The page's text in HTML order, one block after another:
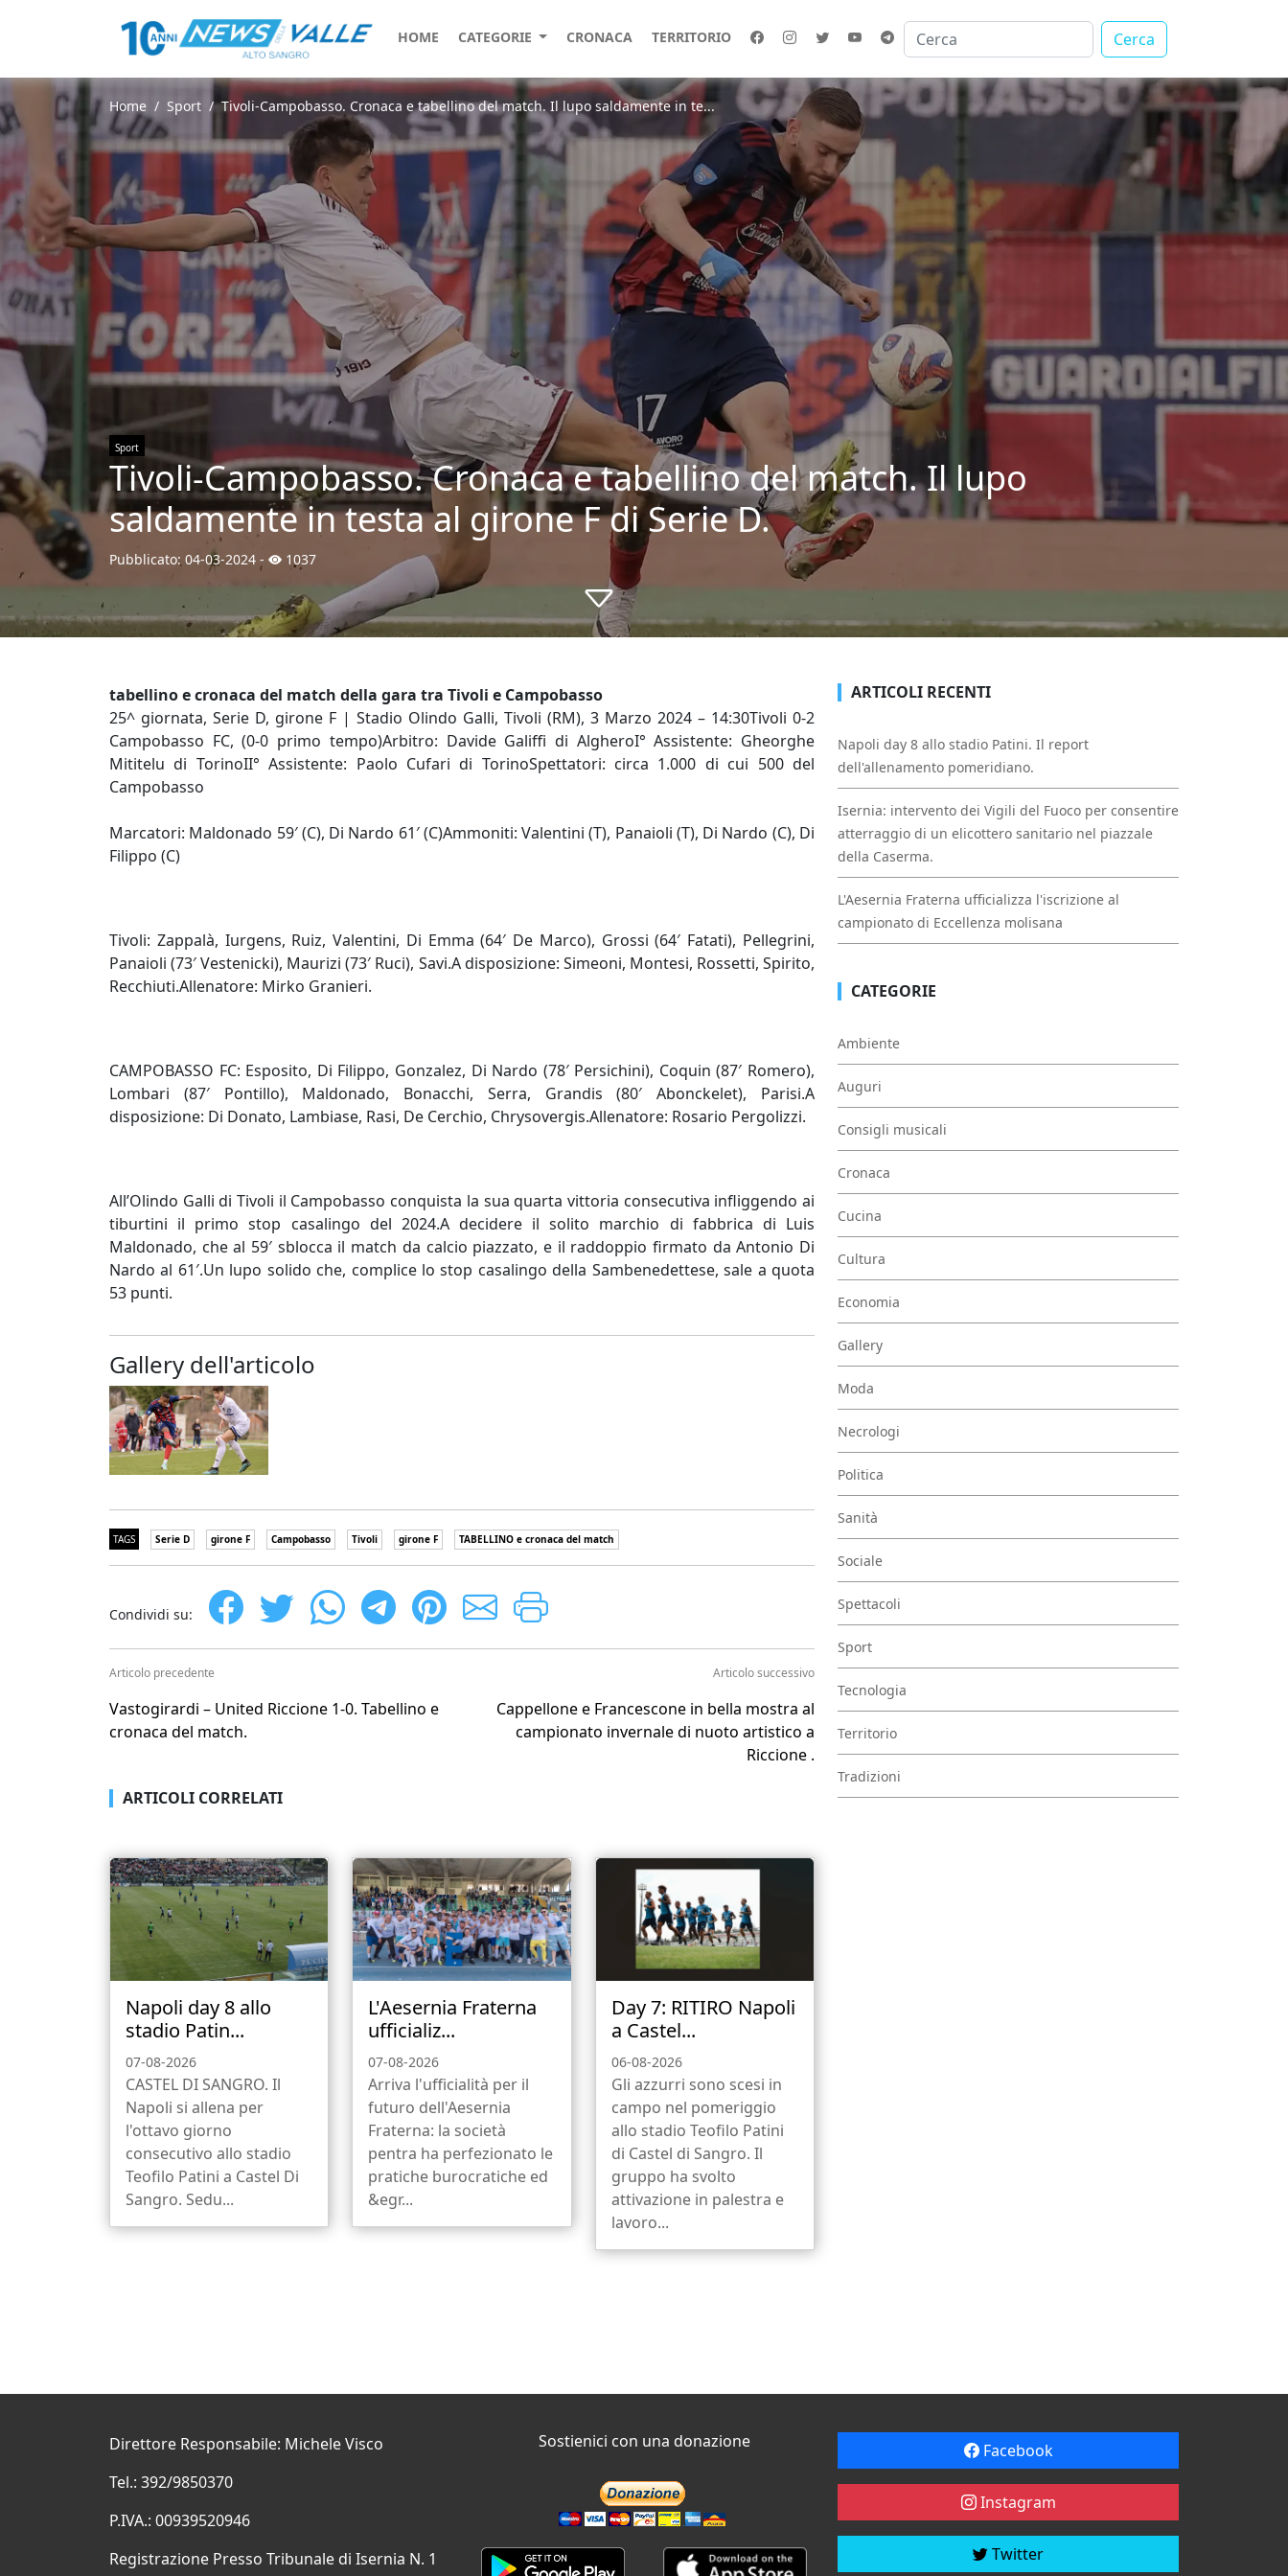
HOME CATEGORIE CRONACA TERRITORIO Cerca
Home Sport Tivoli-Campobasso. Cronaca e tabellino del match. Il lupo saldamente in te...
Sport
Tivoli-Campobasso. Cronaca e tabellino del match. Il lupo
saldamente in testa al girone F di Serie D.
Pubblicato: 04-03-2024 - 1037
tabellino e cronaca del match della gara tra Tivoli e Campobasso
25^ giornata, Serie D, girone F | Stadio Olindo Galli, Tivoli (RM), 3 Marzo 2024 – 14:30Tivoli 0-2
Campobasso FC, (0-0 primo tempo)Arbitro: Davide Galiffi di AlgheroI° Assistente: Gheorghe
Mititelu di TorinoII° Assistente: Paolo Cufari di TorinoSpettatori: circa 1.000 di cui 500 del
Campobasso
Marcatori: Maldonado 59′ (C), Di Nardo 61′ (C)Ammoniti: Valentini (T), Panaioli (T), Di Nardo (C), Di
Filippo (C)
Tivoli: Zappalà, Iurgens, Ruiz, Valentini, Di Emma (64′ De Marco), Grossi (64′ Fatati), Pellegrini,
Panaioli (73′ Vestenicki), Maurizi (73′ Ruci), Savi.A disposizione: Simeoni, Montesi, Rossetti, Spirito,
Recchiuti.Allenatore: Mirko Granieri.
CAMPOBASSO FC: Esposito, Di Filippo, Gonzalez, Di Nardo (78′ Persichini), Coquin (87′ Romero),
Lombari (87′ Pontillo), Maldonado, Bonacchi, Serra, Grandis (80′ Abonckelet), Parisi.A
disposizione: Di Donato, Lambiase, Rasi, De Cerchio, Chrysovergis.Allenatore: Rosario Pergolizzi.
All’Olindo Galli di Tivoli il Campobasso conquista la sua quarta vittoria consecutiva infliggendo ai
tiburtini il primo stop casalingo del 2024.A decidere il solito marchio di fabbrica di Luis
Maldonado, che al 59′ sblocca il match da calcio piazzato, e il raddoppio firmato da Antonio Di
Nardo al 61′.Un lupo solido che, complice lo stop casalingo della Sambenedettese, sale a quota
53 punti.
Gallery dell'articolo
TAGS Serie D girone F Campobasso Tivoli girone F TABELLINO e cronaca del match
Condividi su:
Articolo precedente
Vastogirardi – United Riccione 1-0. Tabellino e
cronaca del match.
Articolo successivo
Cappellone e Francescone in bella mostra al
campionato invernale di nuoto artistico a
Riccione .
ARTICOLI CORRELATI
Napoli day 8 allo
stadio Patin...
07-08-2026
CASTEL DI SANGRO. Il
Napoli si allena per
l'ottavo giorno
consecutivo allo stadio
Teofilo Patini a Castel Di
Sangro. Sedu...
L'Aesernia Fraterna
ufficializ...
07-08-2026
Arriva l'ufficialità per il
futuro dell'Aesernia
Fraterna: la società
pentra ha perfezionato le
pratiche burocratiche ed
&egr...
Day 7: RITIRO Napoli
a Castel...
06-08-2026
Gli azzurri sono scesi in
campo nel pomeriggio
allo stadio Teofilo Patini
di Castel di Sangro. Il
gruppo ha svolto
attivazione in palestra e
lavoro...
ARTICOLI RECENTI
Napoli day 8 allo stadio Patini. Il report
dell'allenamento pomeridiano.
Isernia: intervento dei Vigili del Fuoco per consentire
atterraggio di un elicottero sanitario nel piazzale
della Caserma.
L'Aesernia Fraterna ufficializza l'iscrizione al
campionato di Eccellenza molisana
CATEGORIE
Ambiente
Auguri
Consigli musicali
Cronaca
Cucina
Cultura
Economia
Gallery
Moda
Necrologi
Politica
Sanità
Sociale
Spettacoli
Sport
Tecnologia
Territorio
Tradizioni
Direttore Responsabile: Michele Visco
Tel.: 392/9850370
P.IVA.: 00939520946
Registrazione Presso Tribunale di Isernia N. 1
Sostienici con una donazione Facebook
Instagram
Twitter